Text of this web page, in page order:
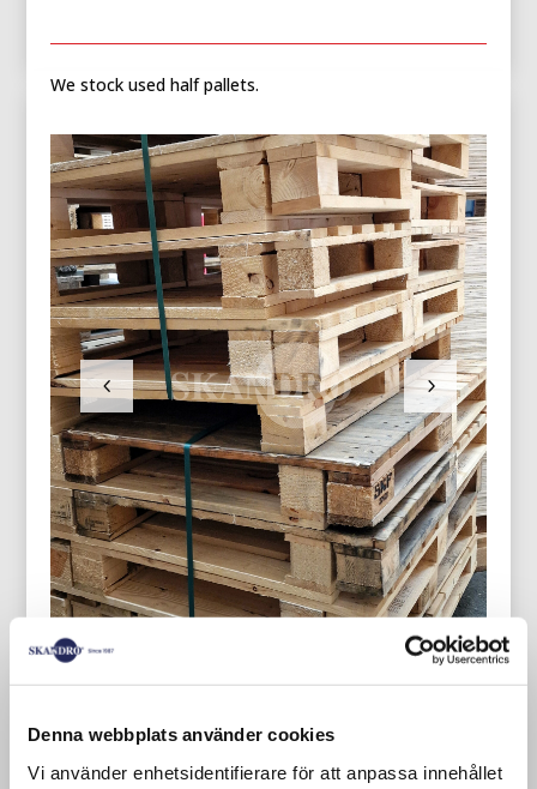
Denna webbplats använder cookies
Vi använder enhetsidentifierare för att anpassa innehållet
We stock used half pallets.